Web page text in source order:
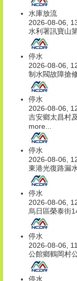
水庫放流
2026-08-06,
水利署訊寶山
停水
2026-08-06,
制水閥故障搶
停水
2026-08-06,
吉安鄉太昌村
more...
停水
2026-08-06,
東港光復路漏
停水
2026-08-06,
烏日區榮泰街
停水
2026-08-06,
公館鄉鶴岡村
停水